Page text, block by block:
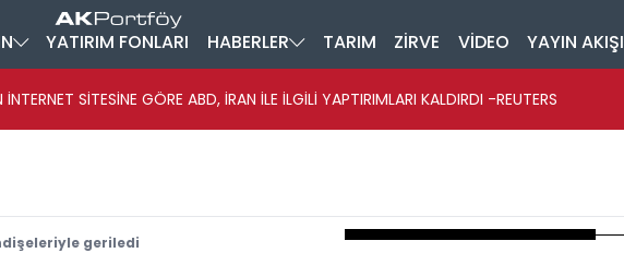
YATIRIM FONLARI HABERLER TARIM ZİRVE VİDEO YAYIN AKIŞI
SİTESİNE GÖRE ABD, İRAN İLE İLGİLİ YAPTIRIMLARI KALDIRDI -REUTERS
geriledi